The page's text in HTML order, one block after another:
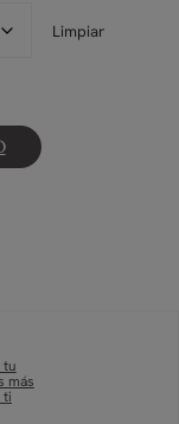
Limpiar
tu
más
ti